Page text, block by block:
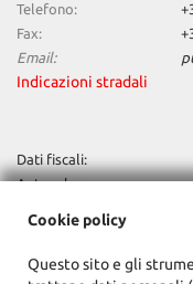
Telefono:
Fax:
Email:
Indicazioni stradali
Dati fiscali:
Autovaler
10929300019
Registro delle imprese: TO
Cookie policy
Questo sito e gli